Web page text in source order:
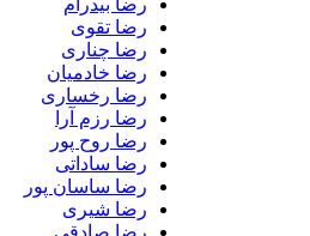
رضا بیدرام
رضا تقوی
رضا چناری
رضا خادمیان
رضا رخساری
رضا رزم آرا
رضا روح پور
رضا ساداتی
رضا ساسان پور
رضا شیری